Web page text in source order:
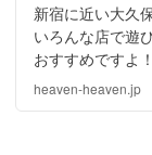
新宿に近い大久
いろんな店で遊
おすすめですよ
セックスも楽し
高い店を口コミ
heaven-heaven.jp